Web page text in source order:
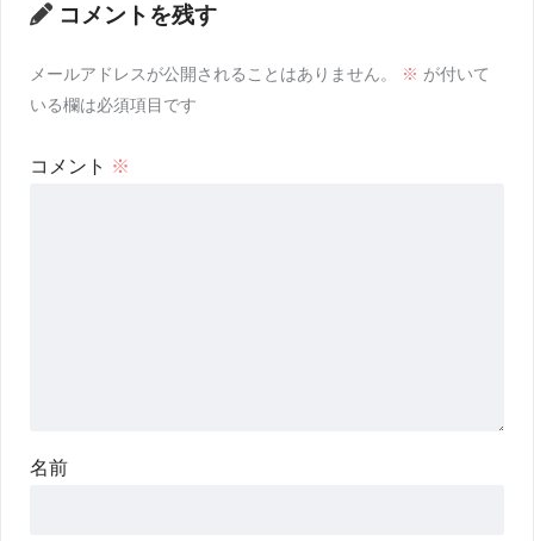
コメントを残す
メールアドレスが公開されることはありません。 ※ が付いて
いる欄は必須項目です
コメント ※
名前